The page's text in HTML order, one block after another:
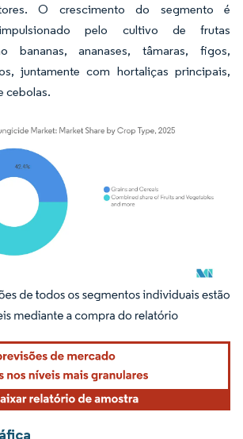
O crescimento do segmento é
impulsionado pelo cultivo de frutas
bananas, ananases, tâmaras, figos,
juntamente com hortaliças principais,
cebolas.
O reuso requer atribuição conforme CC BY 4.0.